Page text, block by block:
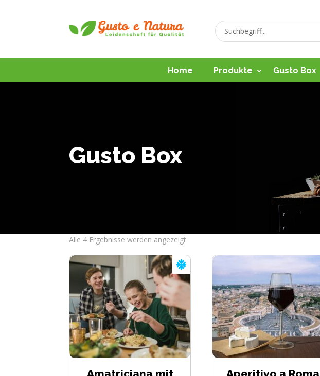
Home Produkte Gusto Box
Gusto Box
Alle 4 Ergebnisse werden angezeigt